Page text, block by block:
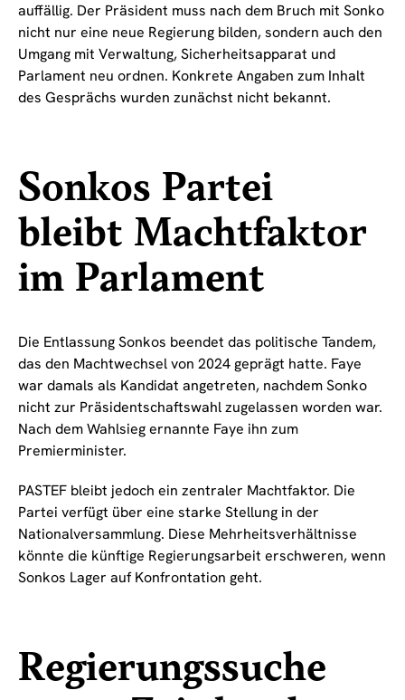
auffällig. Der Präsident muss nach dem Bruch mit Sonko
nicht nur eine neue Regierung bilden, sondern auch den
Umgang mit Verwaltung, Sicherheitsapparat und
Parlament neu ordnen. Konkrete Angaben zum Inhalt
des Gesprächs wurden zunächst nicht bekannt.
Sonkos Partei
bleibt Machtfaktor
im Parlament
Die Entlassung Sonkos beendet das politische Tandem,
das den Machtwechsel von 2024 geprägt hatte. Faye
war damals als Kandidat angetreten, nachdem Sonko
nicht zur Präsidentschaftswahl zugelassen worden war.
Nach dem Wahlsieg ernannte Faye ihn zum
Premierminister.
PASTEF bleibt jedoch ein zentraler Machtfaktor. Die
Partei verfügt über eine starke Stellung in der
Nationalversammlung. Diese Mehrheitsverhältnisse
könnte die künftige Regierungsarbeit erschweren, wenn
Sonkos Lager auf Konfrontation geht.
Regierungssuche